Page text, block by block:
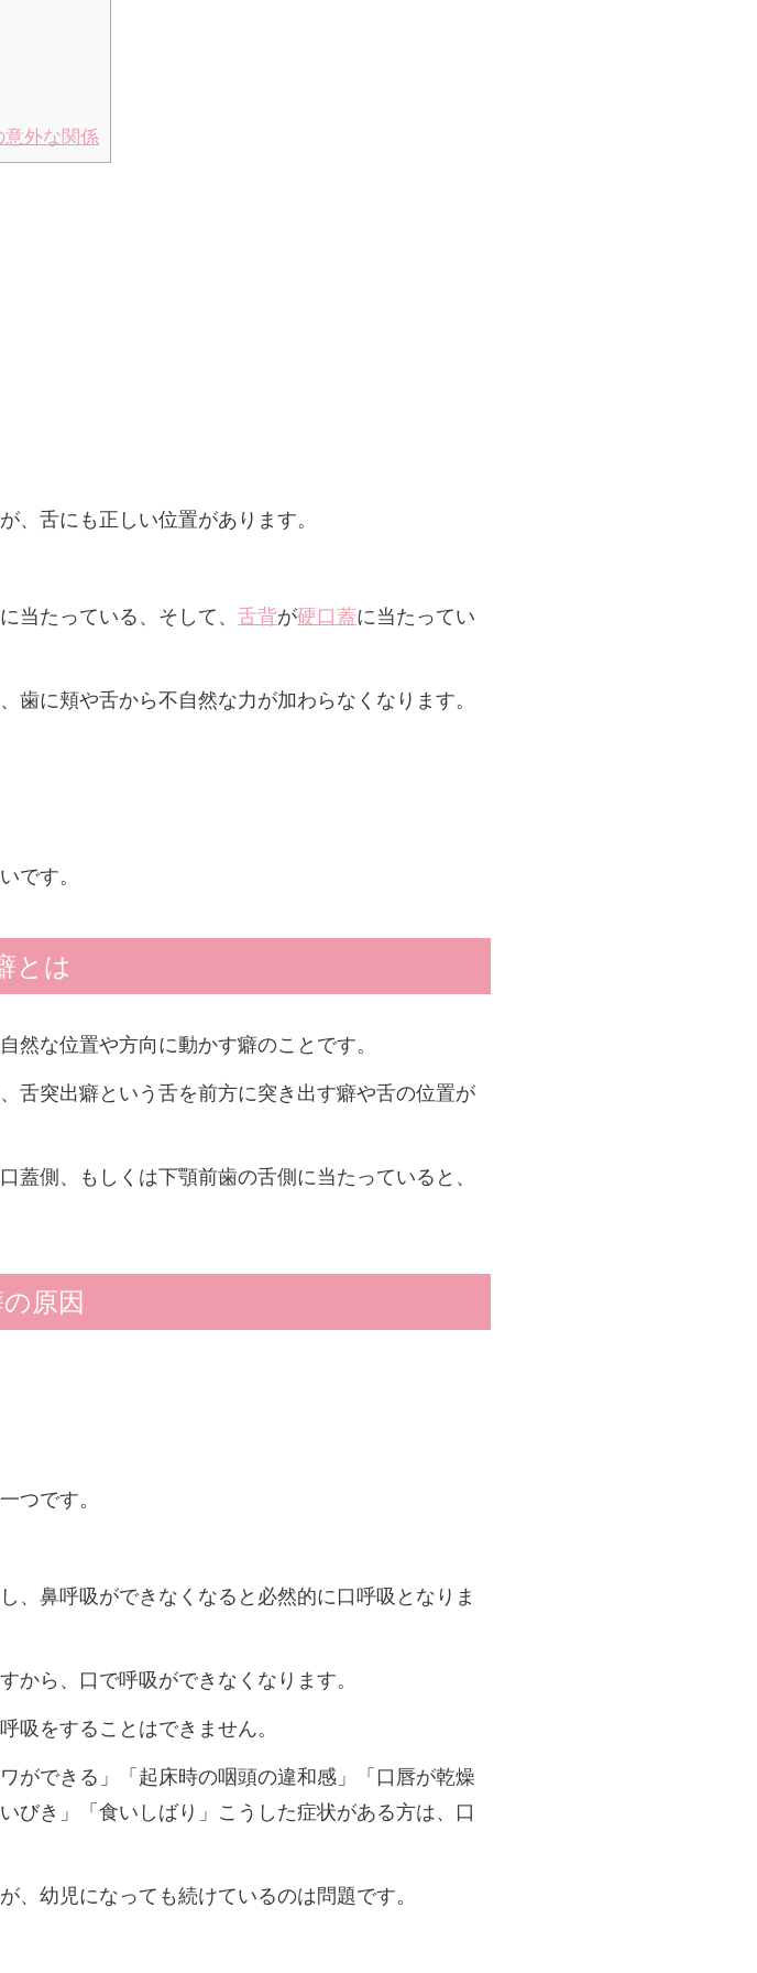
意外な関係
、舌にも正しい位置があります。
に当たっている、そして、 舌背が硬口蓋に当たってい
に頬や舌から不自然な力が加わらなくなります。
です。
とは
然な位置や方向に動かす癖のことです。
舌突出癖という舌を前方に突き出す癖や舌の位置が
蓋側、もしくは下顎前歯の舌側に当たっていると、
原因
つです。
、鼻呼吸ができなくなると必然的に口呼吸となりま
から、口で呼吸ができなくなります。
吸をすることはできません。
ができる」「起床時の咽頭の違和感」「口唇が乾燥
びき」「食いしばり」こうした症状がある方は、口
、幼児になっても続けているのは問題です。